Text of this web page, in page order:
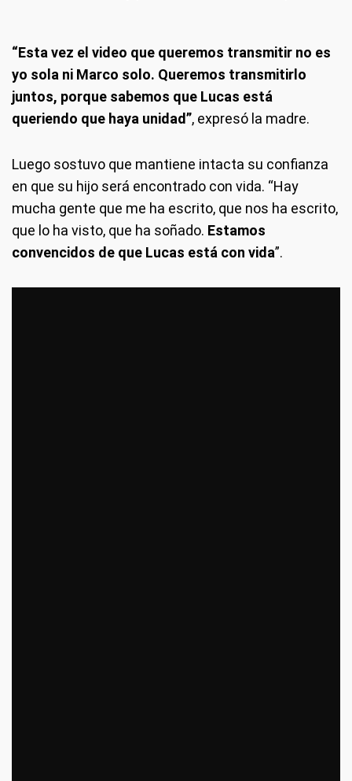
“Esta vez el video que queremos transmitir no es
yo sola ni Marco solo. Queremos transmitirlo
juntos, porque sabemos que Lucas está
queriendo que haya unidad”, expresó la madre.
Luego sostuvo que mantiene intacta su confianza
en que su hijo será encontrado con vida. “Hay
mucha gente que me ha escrito, que nos ha escrito,
que lo ha visto, que ha soñado. Estamos
convencidos de que Lucas está con vida”.